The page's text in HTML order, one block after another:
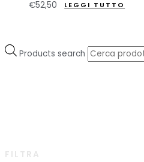
Products search
FILTRA
€52,50 LEGGI TUTTO